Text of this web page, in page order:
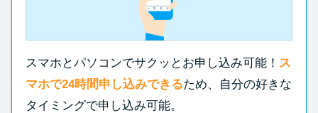
プロミスの返済方法を徹底解
説！ もっとも便利でお得な返済
方法はどれ？
年収が低い＆他社借入があると
スマホとパソコンでサクッとお申し込み可能！ ス
マホで24時間申し込みできるため、自分の好きな
タイミングで申し込み可能。